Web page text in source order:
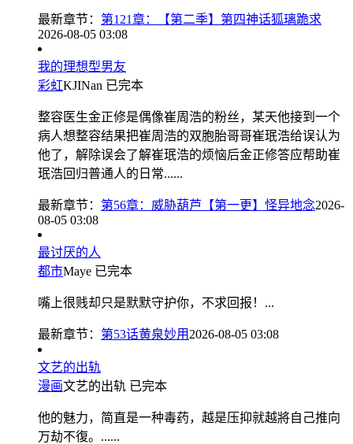
最新章节： 第121章：【第二季】第四神话狐璃跪求
2026-08-05 03:08
我的理想型男友
彩虹KJINan 已完本
整容医生金正修是偶像崔周浩的粉丝，某天他接到一个
病人想整容结果把崔周浩的双胞胎哥哥崔珉浩给误认为
他了，解除误会了解崔珉浩的烦恼后金正修答应帮助崔
珉浩回归普通人的日常......
最新章节： 第56章：威胁葫芦【第一更】怪异地念2026-
08-05 03:08
最讨厌的人
都市Maye 已完本
嘴上很贱却只是默默守护你，不求回报！...
最新章节： 第53话黄泉妙用 2026-08-05 03:08
文艺的出轨
漫画文艺的出轨 已完本
他的魅力，简直是一种毒药，越是压抑就越將自己推向
万劫不復。......